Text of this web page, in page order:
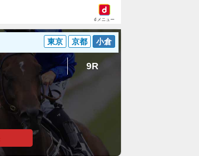
dメニュー
東京 京都 小倉
9R